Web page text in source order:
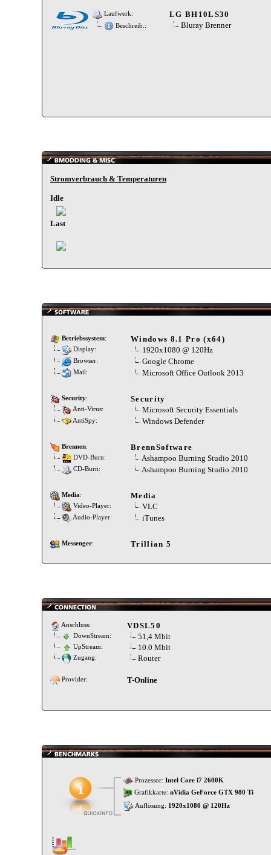
Laufwerk: LG BH10LS30
Beschreib.: Bluray Brenner
Stromverbrauch & Temperaturen
Idle
Last
Betriebssystem: Windows 8.1 Pro (x64)
Display: 1920x1080 @ 120Hz
Browser: Google Chrome
Mail: Microsoft Office Outlook 2013
Security: Security
Anti-Virus: Microsoft Security Essentials
AntiSpy: Windows Defender
Brennen: BrennSoftware
DVD-Burn: Ashampoo Burning Studio 2010
CD-Burn: Ashampoo Burning Studio 2010
Media: Media
Video-Player: VLC
Audio-Player: iTunes
Messenger: Trillian 5
Anschluss: VDSL50
DownStream: 51,4 Mbit
UpStream: 10.0 Mbit
Zugang: Router
Provider: T-Online
Prozessor: Intel Core i7 2600K
Grafikkarte: nVidia GeForce GTX 980 Ti
Auflösung: 1920x1080 @ 120Hz